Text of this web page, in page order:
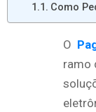
Como
O
ramo